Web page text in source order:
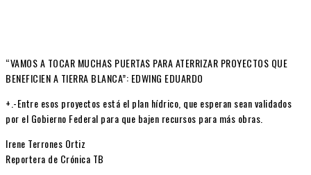
“VAMOS A TOCAR MUCHAS PUERTAS PARA ATERRIZAR PROYECTOS QUE
BENEFICIEN A TIERRA BLANCA”: EDWING EDUARDO
+.-Entre esos proyectos está el plan hídrico, que esperan sean validados
por el Gobierno Federal para que bajen recursos para más obras.
Irene Terrones Ortiz
Reportera de Crónica TB